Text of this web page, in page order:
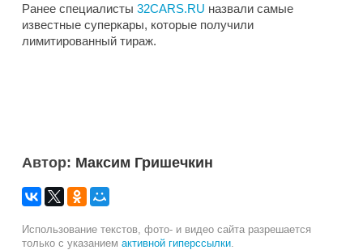
Ранее специалисты 32CARS.RU назвали самые
известные суперкары, которые получили
лимитированный тираж.
Автор: Максим Гришечкин
Использование текстов, фото- и видео сайта разрешается
только с указанием активной гиперссылки